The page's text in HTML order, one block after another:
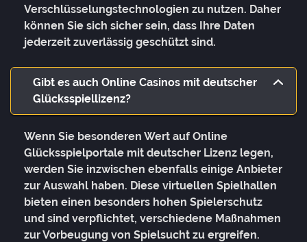
Verschlüsselungstechnologien zu nutzen. Daher
können Sie sich sicher sein, dass Ihre Daten
jederzeit zuverlässig geschützt sind.
Gibt es auch Online Casinos mit deutscher
Glücksspiellizenz?
Wenn Sie besonderen Wert auf Online
Glücksspielportale mit deutscher Lizenz legen,
werden Sie inzwischen ebenfalls einige Anbieter
zur Auswahl haben. Diese virtuellen Spielhallen
bieten einen besonders hohen Spielerschutz
und sind verpflichtet, verschiedene Maßnahmen
zur Vorbeugung von Spielsucht zu ergreifen.